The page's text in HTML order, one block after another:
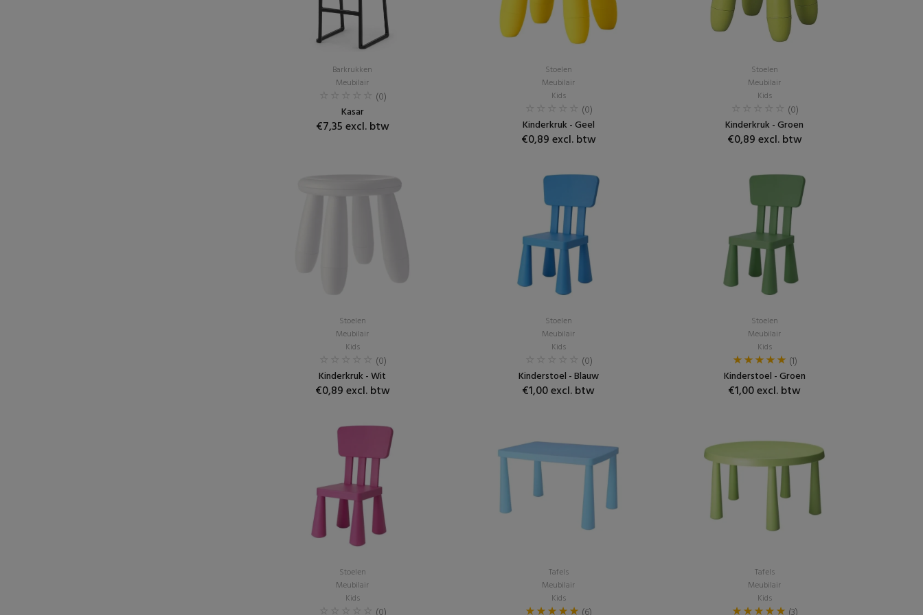
Barkrukken
Meubilair
(0)
Kasar
€7,35 excl. btw
Stoelen
Meubilair
Kids
(0)
Kinderkruk - Geel
€0,89 excl. btw
Stoelen
Meubilair
Kids
(0)
Kinderkruk - Groen
€0,89 excl. btw
Stoelen
Meubilair
Kids
(0)
Kinderkruk - Wit
€0,89 excl. btw
Stoelen
Meubilair
Kids
(0)
Kinderstoel - Blauw
€1,00 excl. btw
Stoelen
Meubilair
Kids
(1)
Kinderstoel - Groen
€1,00 excl. btw
Stoelen
Meubilair
Kids
Tafels
Meubilair
Kids
Tafels
Meubilair
Kids